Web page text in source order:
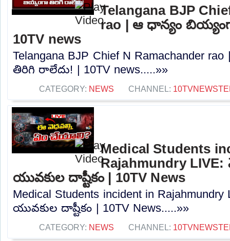
Telangana BJP
rao | ఆ ధాన్యం
10TV news
Telangana BJP Chief N Ramachander
తిరిగి రాలేదు! | 10TV news.....»»
CATEGORY: NEWS CHANNEL:
Medical Students
Rajahmundry
యువకుల దాష్టీకం | 10TV News
Medical Students incident in
యువకుల దాష్టీకం | 10TV News.....»»
CATEGORY: NEWS CHANNEL: